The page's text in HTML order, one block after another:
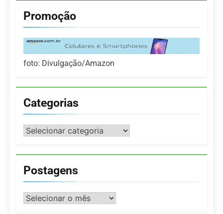
Promoção
foto: Divulgação/Amazon
Categorias
Categorias
Postagens
Postagens